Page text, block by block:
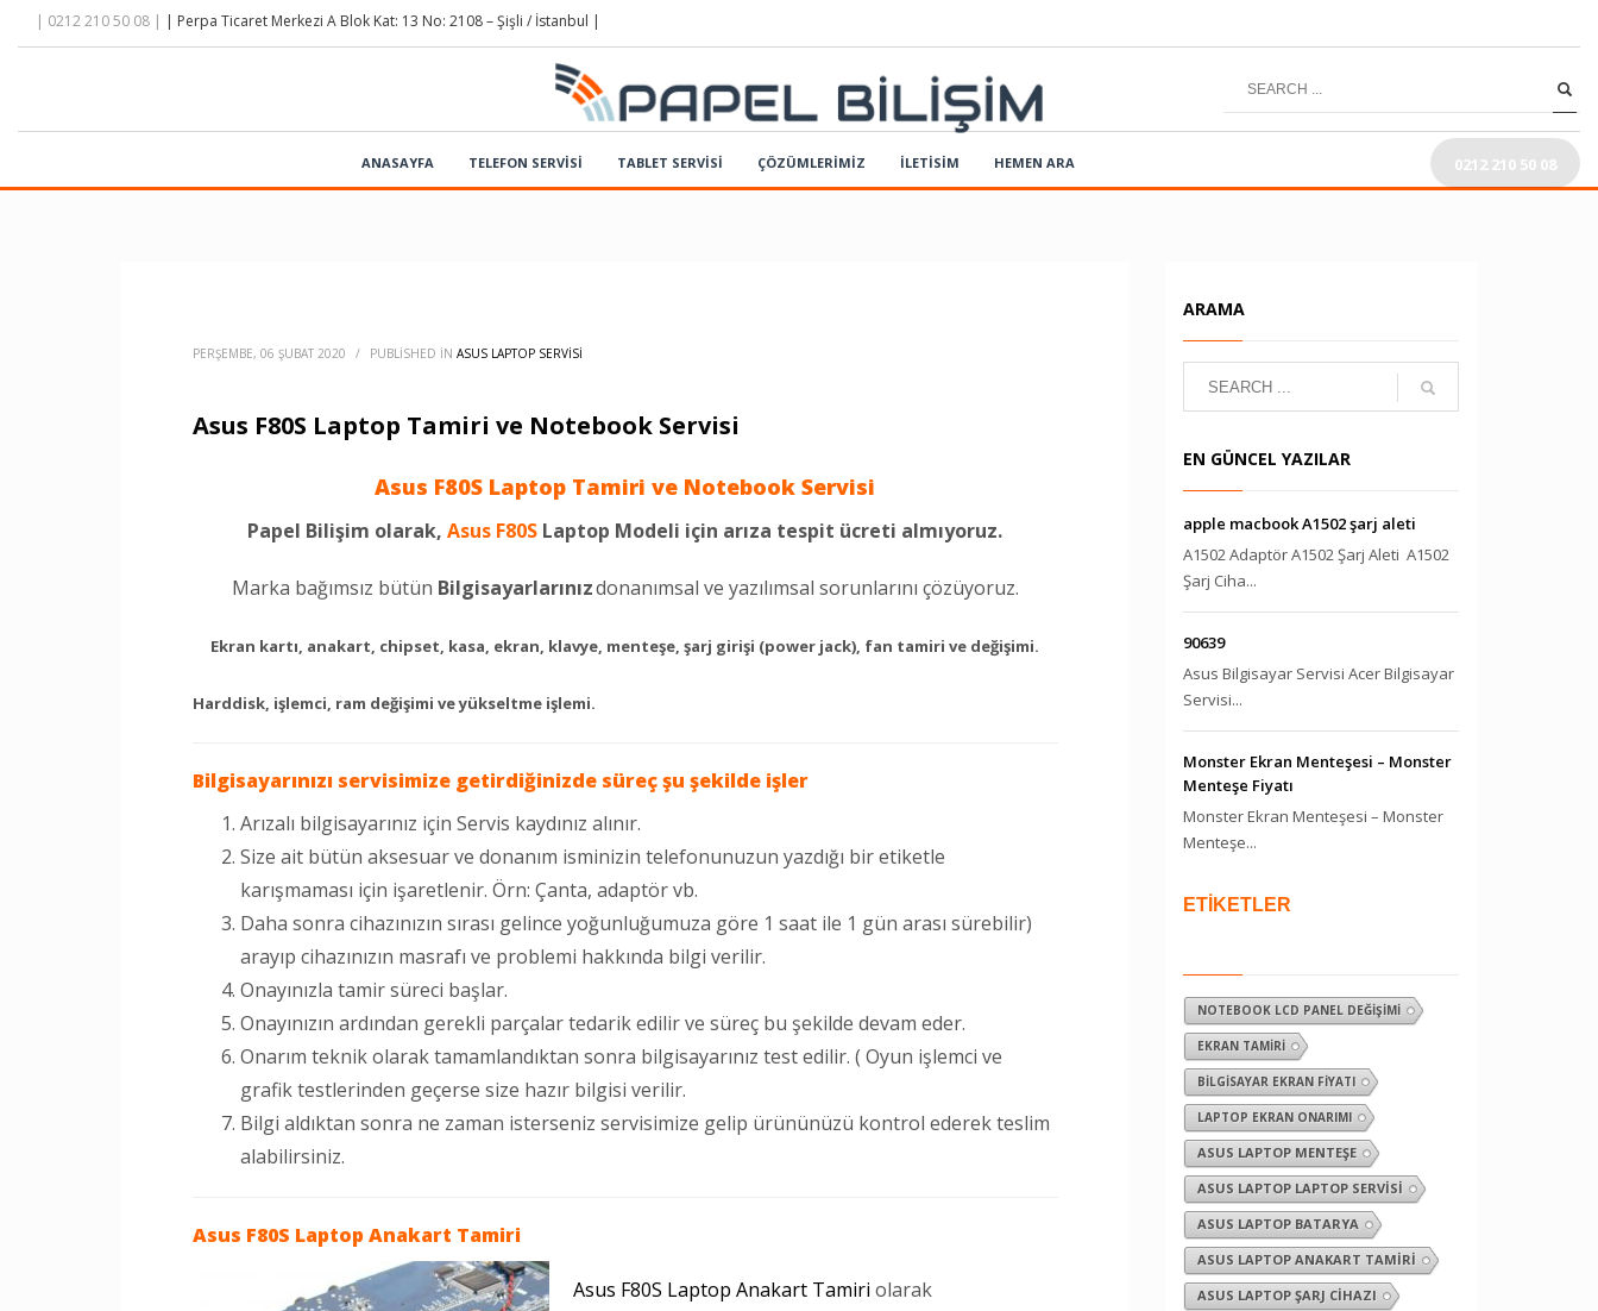
| 0212 210 50 08 | | Perpa Ticaret Merkezi A Blok Kat: 13 No: 2108 – Şişli / İstanbul |
ANASAYFA TELEFON SERVİSİ TABLET SERVİSİ ÇÖZÜMLERIMIZ İLETİSİM HEMEN ARA 0212 210 50 08
PERŞEMBE, 06 ŞUBAT 2020 / PUBLISHED IN ASUS LAPTOP SERVISI
Asus F80S Laptop Tamiri ve Notebook Servisi
Asus F80S Laptop Tamiri ve Notebook Servisi
Papel Bilişim olarak,Asus F80S Laptop Modeli için arıza tespit ücreti almıyoruz.
Marka bağımsız bütün Bilgisayarlarınızdonanımsal ve yazılımsal sorunlarını çözüyoruz.
Ekran kartı, anakart, chipset, kasa, ekran, klavye, menteşe, şarj girişi (power jack), fan tamiri ve değişimi.
Harddisk, işlemci, ram değişimi ve yükseltme işlemi.
Bilgisayarınızı servisimize getirdiğinizde süreç şu şekilde işler
Arızalı bilgisayarınız için Servis kaydınız alınır.
Size ait bütün aksesuar ve donanım isminizin telefonunuzun yazdığı bir etiketle
karışmaması için işaretlenir. Örn: Çanta, adaptör vb.
Daha sonra cihazınızın sırası gelince yoğunluğumuza göre 1 saat ile 1 gün arası sürebilir)
arayıp cihazınızın masrafı ve problemi hakkında bilgi verilir.
Onayınızla tamir süreci başlar.
Onayınızın ardından gerekli parçalar tedarik edilir ve süreç bu şekilde devam eder.
Onarım teknik olarak tamamlandıktan sonra bilgisayarınız test edilir. ( Oyun işlemci ve
grafik testlerinden geçerse size hazır bilgisi verilir.
Bilgi aldıktan sonra ne zaman isterseniz servisimize gelip ürününüzü kontrol ederek teslim
alabilirsiniz.
Asus F80S Laptop Anakart Tamiri
Asus F80S Laptop Anakart Tamiri olarak
ARAMA
EN GÜNCEL YAZILAR
apple macbook A1502 şarj aleti
A1502 Adaptör A1502 Şarj Aleti A1502
Şarj Ciha...
90639
Asus Bilgisayar Servisi Acer Bilgisayar
Servisi...
Monster Ekran Menteşesi – Monster
Menteşe Fiyatı
Monster Ekran Menteşesi – Monster
Menteşe...
ETİKETLER
NOTEBOOK LCD PANEL DEĞIŞIMI
EKRAN TAMIRI
BILGISAYAR EKRAN FIYATI
LAPTOP EKRAN ONARIMI
ASUS LAPTOP MENTEŞE
ASUS LAPTOP LAPTOP SERVISI
ASUS LAPTOP BATARYA
ASUS LAPTOP ANAKART TAMIRI
ASUS LAPTOP ŞARJ CIHAZI